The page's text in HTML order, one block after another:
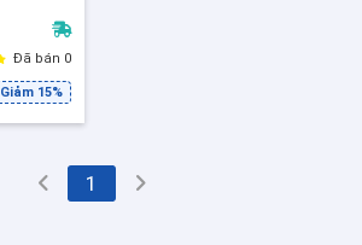
Đã bán 0
Giảm 15%
1